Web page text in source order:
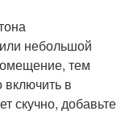
небольшой
тем
в
скучно, добавьте